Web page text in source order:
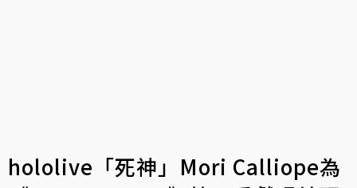
hololive「死神」Mori Calliope為